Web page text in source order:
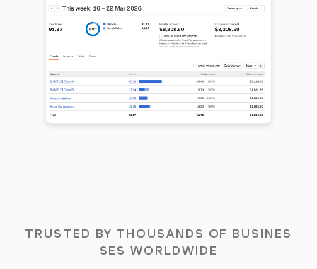
TRUSTED BY THOUSANDS OF BUSINES
SES WORLDWIDE